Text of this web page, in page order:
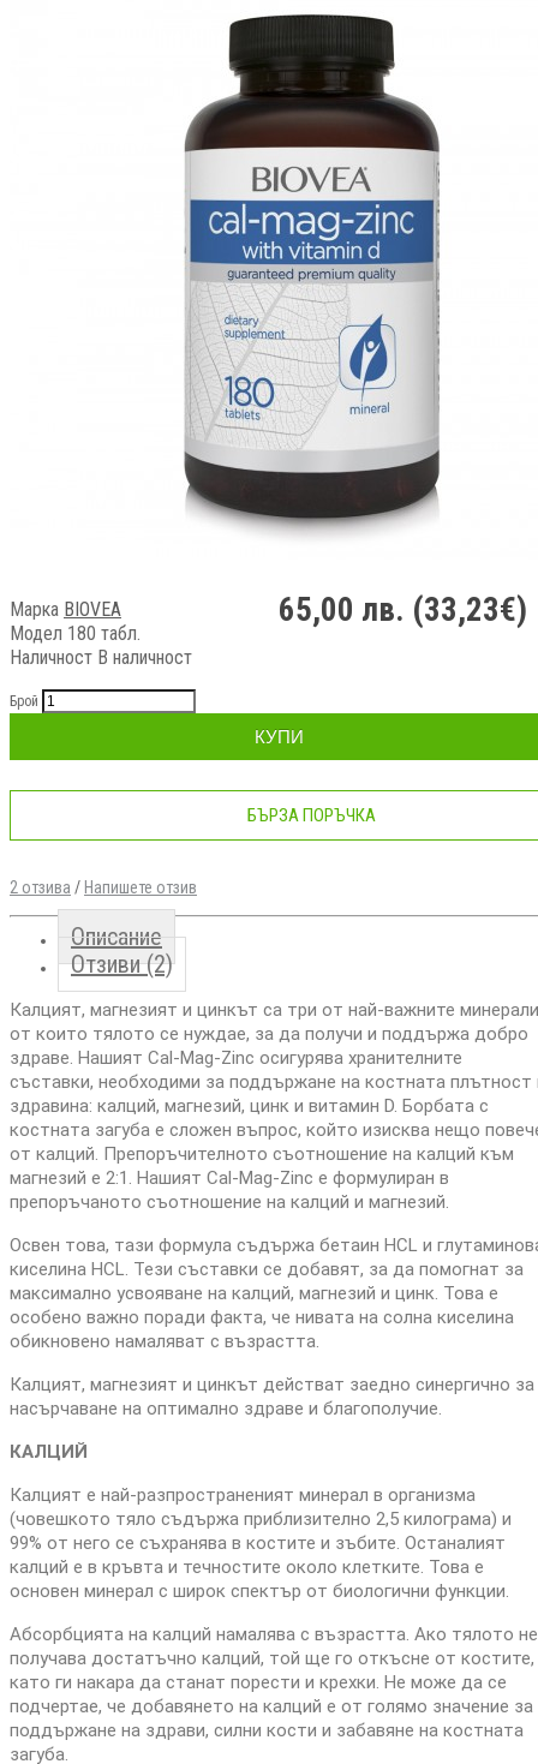
Марка BIOVEA
Модел 180 табл.
Наличност В наличност
65,00 лв. (33,23€)
Брой
КУПИ
БЪРЗА ПОРЪЧКА
2 отзива / Напишете отзив
Описание
Отзиви (2)
Калцият, магнезият и цинкът са три от най-важните
от които тялото се нуждае, за да получи и поддържа добро
здраве. Нашият Cal-Mag-Zinc осигурява хранителните
съставки, необходими за поддържане на костната плътност
здравина: калций, магнезий, цинк и витамин D. Борбата с
костната загуба е сложен въпрос, който изисква нещо
от калций. Препоръчителното съотношение на калций към
магнезий е 2:1. Нашият Cal-Mag-Zinc е формулиран в
препоръчаното съотношение на калций и магнезий.
Освен това, тази формула съдържа бетаин HCL и
киселина HCL. Тези съставки се добавят, за да помогнат за
максимално усвояване на калций, магнезий и цинк. Това е
особено важно поради факта, че нивата на солна киселина
обикновено намаляват с възрастта.
Калцият, магнезият и цинкът действат заедно синергично за
насърчаване на оптимално здраве и благополучие.
КАЛЦИЙ
Калцият е най-разпространеният минерал в организма
(човешкото тяло съдържа приблизително 2,5 килограма) и
99% от него се съхранява в костите и зъбите. Останалият
калций е в кръвта и течностите около клетките. Това е
основен минерал с широк спектър от биологични функции.
Абсорбцията на калций намалява с възрастта. Ако тялото не
получава достатъчно калций, той ще го откъсне от костите,
като ги накара да станат порести и крехки. Не може да се
подчертае, че добавянето на калций е от голямо значение за
поддържане на здрави, силни кости и забавяне на костната
загуба.